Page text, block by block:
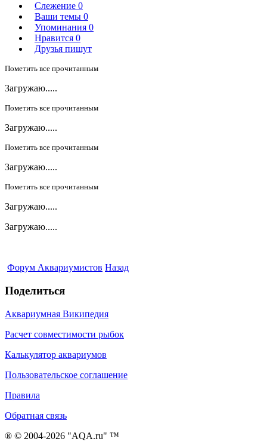
Слежение 0
Ваши темы 0
Упоминания 0
Нравится 0
Друзья пишут
Пометить все прочитанным
Загружаю.....
Пометить все прочитанным
Загружаю.....
Пометить все прочитанным
Загружаю.....
Пометить все прочитанным
Загружаю.....
Загружаю.....
Форум Аквариумистов Назад
Поделиться
Аквариумная Википедия
Расчет совместимости рыбок
Калькулятор аквариумов
Пользовательское соглашение
Правила
Обратная связь
® © 2004-2026 "AQA.ru" ™